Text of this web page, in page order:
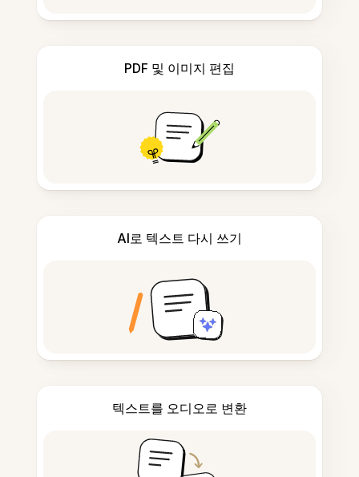
PDF 및 이미지 편집
AI로 텍스트 다시 쓰기
텍스트를 오디오로 변환